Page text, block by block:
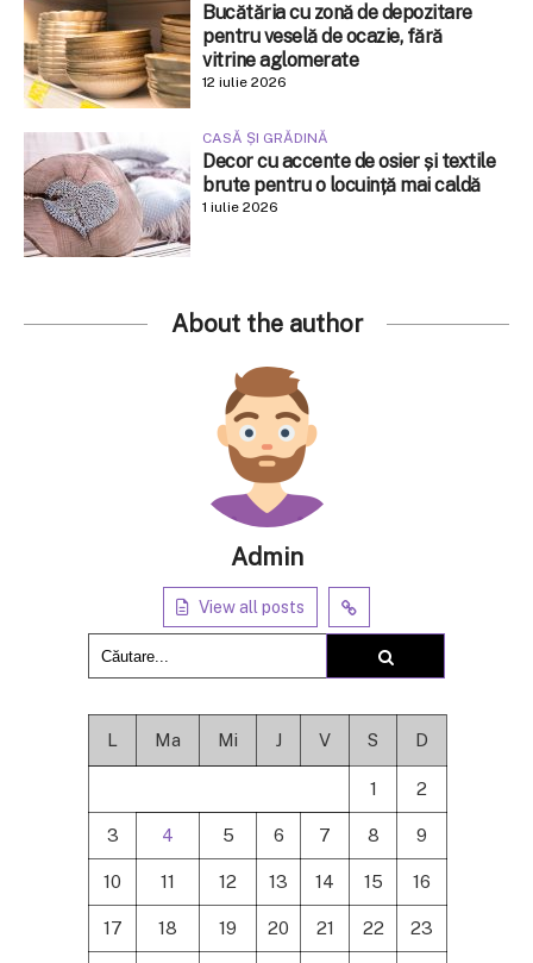
Bucătăria cu zonă de depozitare
pentru veselă de ocazie, fără
vitrine aglomerate
12 iulie 2026
CASĂ ȘI GRĂDINĂ
Decor cu accente de osier și textile
brute pentru o locuință mai caldă
1 iulie 2026
About the author
Admin
View all posts
L Ma Mi J V S D
1 2
3 4 5 6 7 8 9
10 11 12 13 14 15 16
17 18 19 20 21 22 23